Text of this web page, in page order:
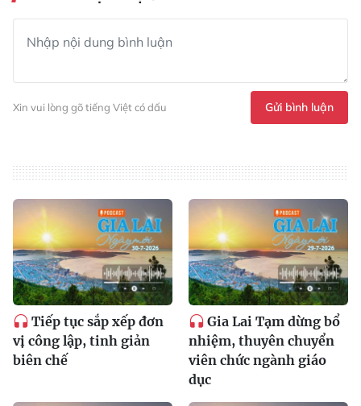
Xin vui lòng gõ tiếng Việt có dấu Gửi bình luận
Tiếp tục sắp xếp đơn
vị công lập, tinh giản
biên chế
Gia Lai Tạm dừng bổ
nhiệm, thuyên chuyển
viên chức ngành giáo
dục